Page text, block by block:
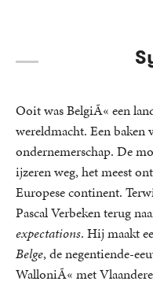
Ooit was BelgiÃ« een
wereldmacht. Een baken
ondernemerschap. De
ijzeren weg, het meest
Europese continent.
Pascal Verbeken terug
expectations. Hij maakt
Belge, de negentiende-
WalloniÃ« met